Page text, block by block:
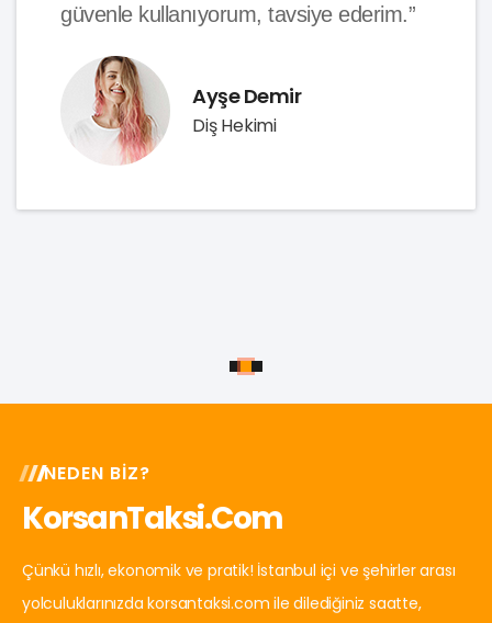
güvenle kullanıyorum, tavsiye ederim.”
Ayşe Demir
Diş Hekimi
NEDEN BIZ?
KorsanTaksi.com
Çünkü hızlı, ekonomik ve pratik! İstanbul içi ve şehirler arası
yolculuklarınızda korsantaksi.com ile dilediğiniz saatte,